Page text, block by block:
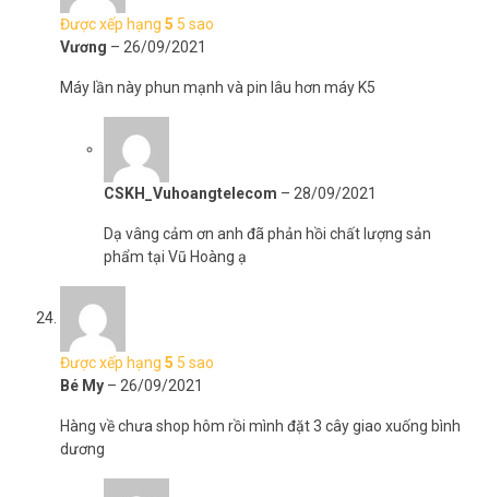
Được xếp hạng 5 5 sao
Vương – 26/09/2021
Máy lần này phun mạnh và pin lâu hơn máy K5
CSKH_Vuhoangtelecom – 28/09/2021
Dạ vâng cảm ơn anh đã phản hồi chất lượng sản
phẩm tại Vũ Hoàng ạ
Được xếp hạng 5 5 sao
Bé My – 26/09/2021
Hàng về chưa shop hôm rồi mình đặt 3 cây giao xuống bình
dương